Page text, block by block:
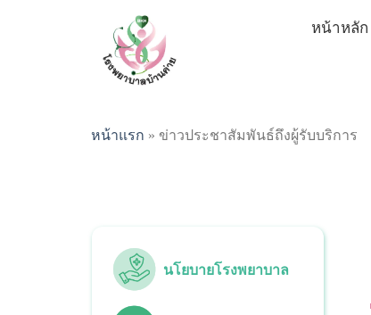
หน้าหลัก
หน้าแรก » ข่าวประชาสัมพันธ์ถึงผู้รับบริการ
นโยบายโรงพยาบาล